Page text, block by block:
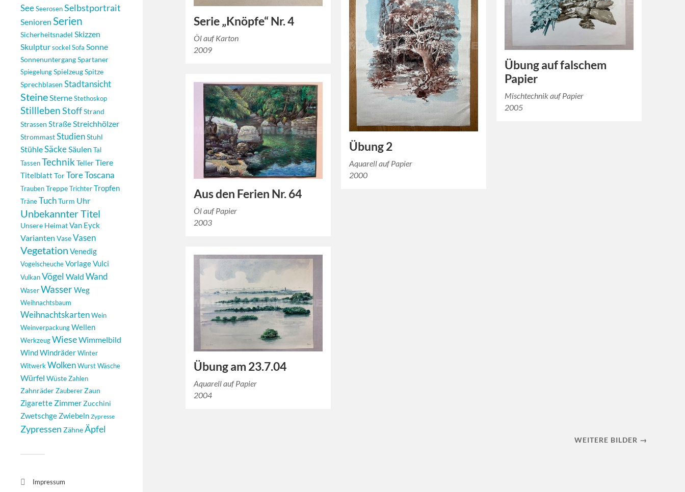
SeeSeerosenSelbstportrait
Senioren Serien
Sicherheitsnadel Skizzen
SkulptursockelSofa Sonne
SonnenuntergangSpartaner
SpiegelungSpielzeugSpitze
Sprechblasen Stadtansicht
SteineSterneStethoskop
StilllebenStoffStrand
Strassen StraßeStreichhölzer
StrommastStudienStuhl
StühleSäckeSäulen Tal
TassenTechnikTellerTiere
Titelblatt TorToreToscana
TraubenTreppeTrichterTropfen
TräneTuchTurm Uhr
Unbekannter Titel
Unsere HeimatVan Eyck
Varianten VaseVasen
Vegetation Venedig
VogelscheucheVorlageVulci
VulkanVögel Wald Wand
WaserWasserWeg
Weihnachtsbaum
WeihnachtskartenWein
WeinverpackungWellen
WerkzeugWieseWimmelbild
WindWindräderWinter
WitwerkWolkenWurstWäsche
Würfel WüsteZahlen
ZahnräderZaubererZaun
Zigarette ZimmerZucchini
Zwetschge Zwiebeln Zypresse
Zypressen ZähneÄpfel
Impressum
Serie „Knöpfe“ Nr. 4
Öl auf Karton
2009
Aus den Ferien Nr. 64
Öl auf Papier
2003
Übung auf falschem
Papier
Mischtechnik auf Papier
2005
Übung am 23.7.04
Aquarell auf Papier
2004
Übung 2
Aquarell auf Papier
2000
WEITERE BILDER →